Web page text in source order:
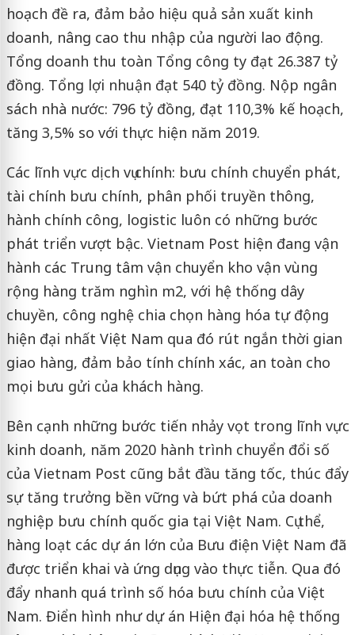
hoạch đề ra, đảm bảo hiệu quả sản xuất kinh
doanh, nâng cao thu nhập của người lao động.
Tổng doanh thu toàn Tổng công ty đạt 26.387 tỷ
đồng. Tổng lợi nhuận đạt 540 tỷ đồng. Nộp ngân
sách nhà nước: 796 tỷ đồng, đạt 110,3% kế hoạch,
tăng 3,5% so với thực hiện năm 2019.
Các lĩnh vực dịch vụ chính: bưu chính chuyển phát,
tài chính bưu chính, phân phối truyền thông,
hành chính công, logistic luôn có những bước
phát triển vượt bậc. Vietnam Post hiện đang vận
hành các Trung tâm vận chuyển kho vận vùng
rộng hàng trăm nghìn m2, với hệ thống dây
chuyền, công nghệ chia chọn hàng hóa tự động
hiện đại nhất Việt Nam qua đó rút ngắn thời gian
giao hàng, đảm bảo tính chính xác, an toàn cho
mọi bưu gửi của khách hàng.
Bên cạnh những bước tiến nhảy vọt trong lĩnh vực
kinh doanh, năm 2020 hành trình chuyển đổi số
của Vietnam Post cũng bắt đầu tăng tốc, thúc đẩy
sự tăng trưởng bền vững và bứt phá của doanh
nghiệp bưu chính quốc gia tại Việt Nam. Cụ thể,
hàng loạt các dự án lớn của Bưu điện Việt Nam đã
được triển khai và ứng dụng vào thực tiễn. Qua đó
đẩy nhanh quá trình số hóa bưu chính của Việt
Nam. Điển hình như dự án Hiện đại hóa hệ thống